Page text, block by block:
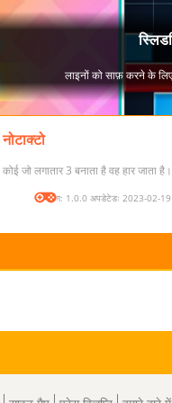
नोटाक्टो
कोई जो लगातार 3 बनाता है वह हार जाता है।
संस्करण: 1.0.0 अपडेटेडः 2023-02-19